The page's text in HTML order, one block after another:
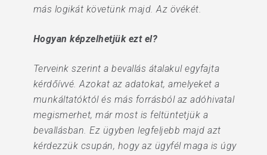
más logikát követünk majd. Az övékét.
Hogyan képzelhetjük ezt el?
Terveink szerint a bevallás átalakul egyfajta
kérdőívvé. Azokat az adatokat, amelyeket a
munkáltatóktól és más forrásból az adóhivatal
megismerhet, már most is feltüntetjük a
bevallásban. Ez ügyben legfeljebb majd azt
kérdezzük csupán, hogy az ügyfél maga is úgy